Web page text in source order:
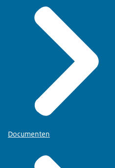
Documenten